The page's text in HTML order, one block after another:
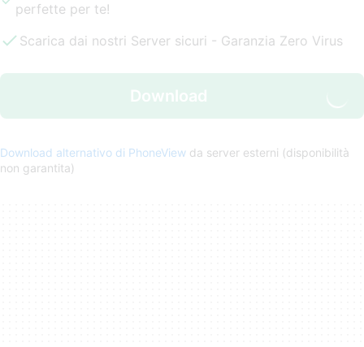
perfette per te!
Scarica dai nostri Server sicuri - Garanzia Zero Virus
Download
Download alternativo di PhoneView da server esterni (disponibilità
non garantita)